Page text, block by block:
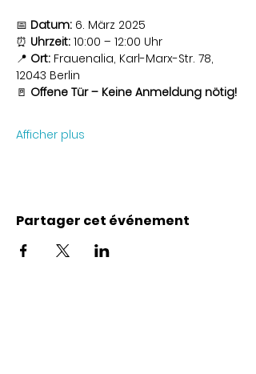
📅 Datum: 6. März 2025
⏰ Uhrzeit: 10:00 – 12:00 Uhr
📍 Ort: Frauenalia, Karl-Marx-Str. 78,
12043 Berlin
🚪 Offene Tür – Keine Anmeldung nötig!
Afficher plus
Partager cet événement